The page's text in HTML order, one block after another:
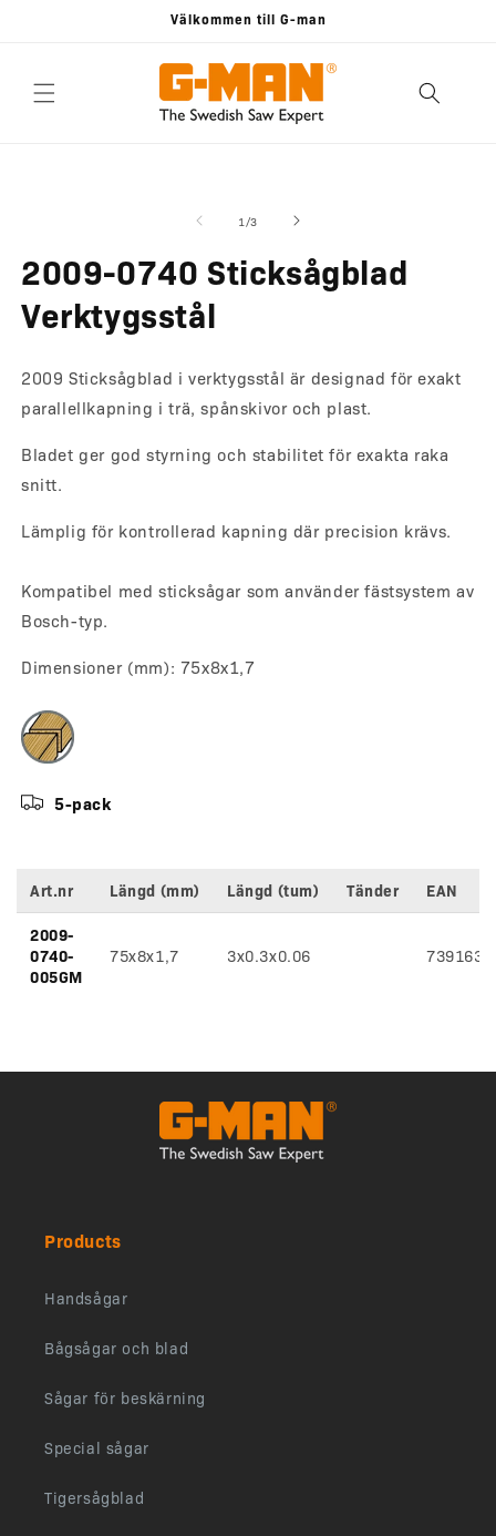
Välkommen till G-man
1 /av
3
2009-0740 Sticksågblad
Verktygsstål
2009 Sticksågblad i verktygsstål är designad för exakt
parallellkapning i trä, spånskivor och plast.
Bladet ger god styrning och stabilitet för exakta raka
snitt.
Lämplig för kontrollerad kapning där precision krävs.
Kompatibel med sticksågar som använder fästsystem av
Bosch-typ.
Dimensioner (mm): 75x8x1,7
5-pack
Art.nr Längd (mm) Längd (tum) Tänder
EAN
2009-
0740-
005GM
75x8x1,7 3x0.3x0.06
Products
Handsågar
Bågsågar och blad
Sågar för beskärning
Special sågar
Tigersågblad